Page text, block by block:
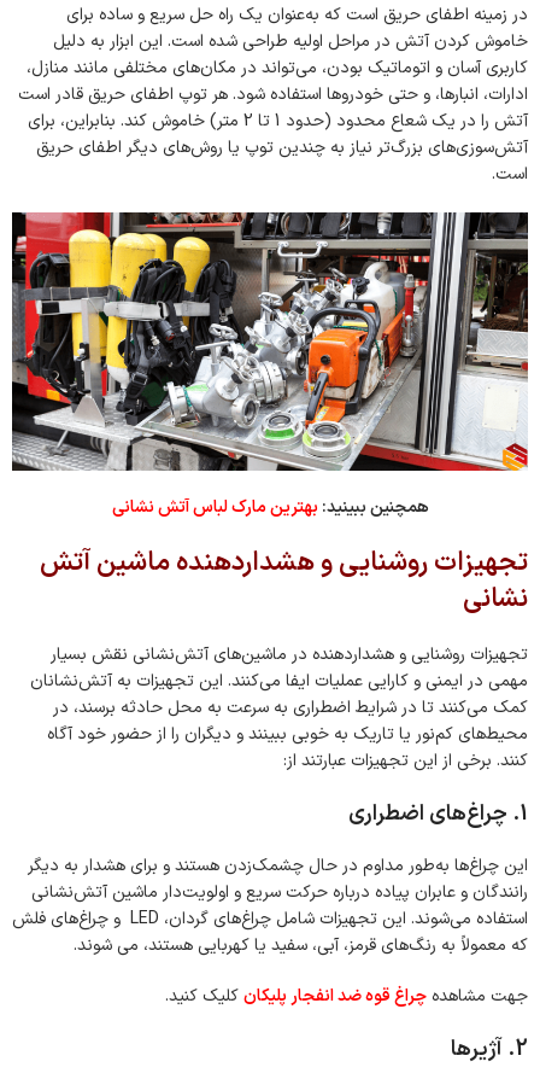
در زمینه اطفای حریق است که به‌عنوان یک راه حل سریع و ساده برای
خاموش کردن آتش در مراحل اولیه طراحی شده است. این ابزار به دلیل
کاربری آسان و اتوماتیک بودن، می‌تواند در مکان‌های مختلفی مانند منازل،
ادارات، انبارها، و حتی خودروها استفاده شود. هر توپ اطفای حریق قادر است
آتش را در یک شعاع محدود (حدود 1 تا 2 متر) خاموش کند. بنابراین، برای
آتش‌سوزی‌های بزرگ‌تر نیاز به چندین توپ یا روش‌های دیگر اطفای حریق
است.
همچنین ببینید: بهترین مارک لباس آتش نشانی
تجهیزات روشنایی و هشداردهنده ماشین آتش
نشانی
تجهیزات روشنایی و هشداردهنده در ماشین‌های آتش‌نشانی نقش بسیار
مهمی در ایمنی و کارایی عملیات ایفا می‌کنند. این تجهیزات به آتش‌نشانان
کمک می‌کنند تا در شرایط اضطراری به سرعت به محل حادثه برسند، در
محیط‌های کم‌نور یا تاریک به خوبی ببینند و دیگران را از حضور خود آگاه
کنند. برخی از این تجهیزات عبارتند از:
1. چراغ‌های اضطراری
این چراغ‌ها به‌طور مداوم در حال چشمک‌زدن هستند و برای هشدار به دیگر
رانندگان و عابران پیاده درباره حرکت سریع و اولویت‌دار ماشین آتش‌نشانی
استفاده می‌شوند. این تجهیزات شامل چراغ‌های گردان، LED و چراغ‌های فلش
که معمولاً به رنگ‌های قرمز، آبی، سفید یا کهربایی هستند، می شوند.
جهت مشاهده چراغ قوه ضد انفجار پلیکانکلیک کنید.
2. آژیرها